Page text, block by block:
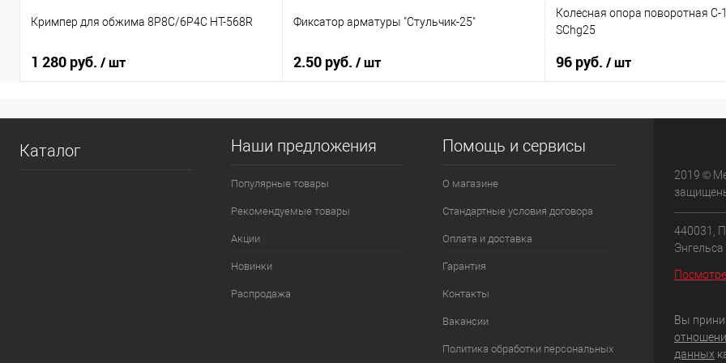
Кримпер для обжима 8Р8С/6Р4С HT-568R
1 280 руб. / шт
Фиксатор арматуры "Стульчик-25"
2.50 руб. / шт
Колесная опора поворотная
SChg25
96 руб. / шт
Каталог Наши предложения
Популярные товары
Рекомендуемые товары
Акции
Новинки
Распродажа
Помощь и сервисы
О магазине
Стандартные условия договора
Оплата и доставка
Гарантия
Контакты
Вакансии
Политика обработки персональных
2019 ©
440031,
Вы
данных